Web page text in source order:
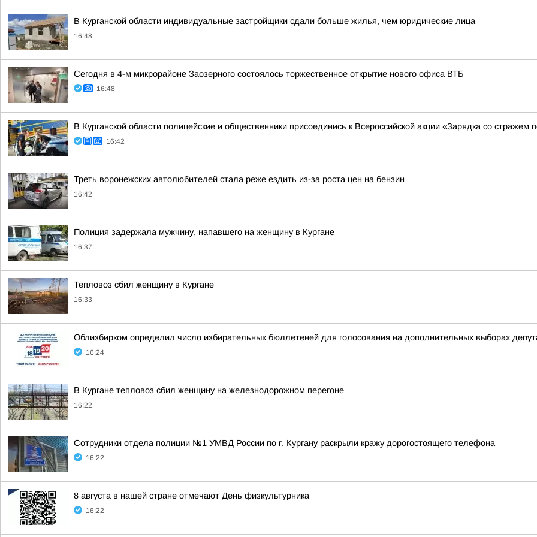
В Курганской области индивидуальные застройщики сдали больше жилья, чем юридические лица
16:48
Сегодня в 4-м микрорайоне Заозерного состоялось торжественное открытие нового офиса ВТБ
16:48
В Курганской области полицейские и общественники присоединись к Всероссийской акции «Зарядка со стражем
16:42
Треть воронежских автолюбителей стала реже ездить из-за роста цен на бензин
16:42
Полиция задержала мужчину, напавшего на женщину в Кургане
16:37
Тепловоз сбил женщину в Кургане
16:33
Облизбирком определил число избирательных бюллетеней для голосования на дополнительных выборах
16:24
В Кургане тепловоз сбил женщину на железнодорожном перегоне
16:22
Сотрудники отдела полиции №1 УМВД России по г. Кургану раскрыли кражу дорогостоящего телефона
16:22
8 августа в нашей стране отмечают День физкультурника
16:22